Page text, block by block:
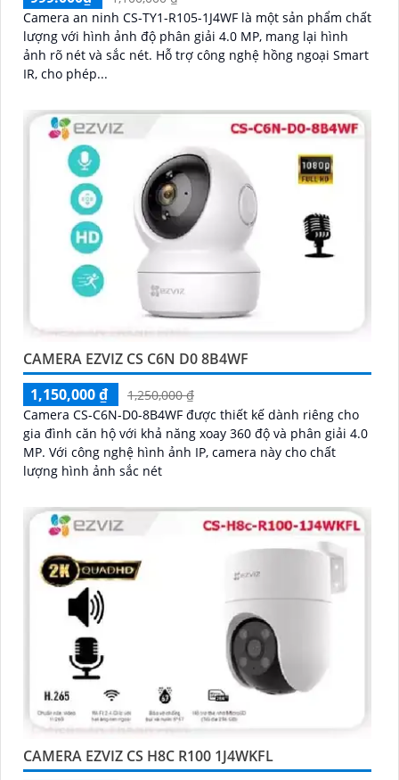
Camera an ninh CS-TY1-R105-1J4WF là một sản phẩm chất
lượng với hình ảnh độ phân giải 4.0 MP, mang lại hình
ảnh rõ nét và sắc nét. Hỗ trợ công nghệ hồng ngoại Smart
IR, cho phép...
CAMERA EZVIZ CS C6N D0 8B4WF
1,150,000 ₫
1,250,000 ₫
Camera CS-C6N-D0-8B4WF được thiết kế dành riêng cho
gia đình căn hộ với khả năng xoay 360 độ và phân giải 4.0
MP. Với công nghệ hình ảnh IP, camera này cho chất
lượng hình ảnh sắc nét
CAMERA EZVIZ CS H8C R100 1J4WKFL